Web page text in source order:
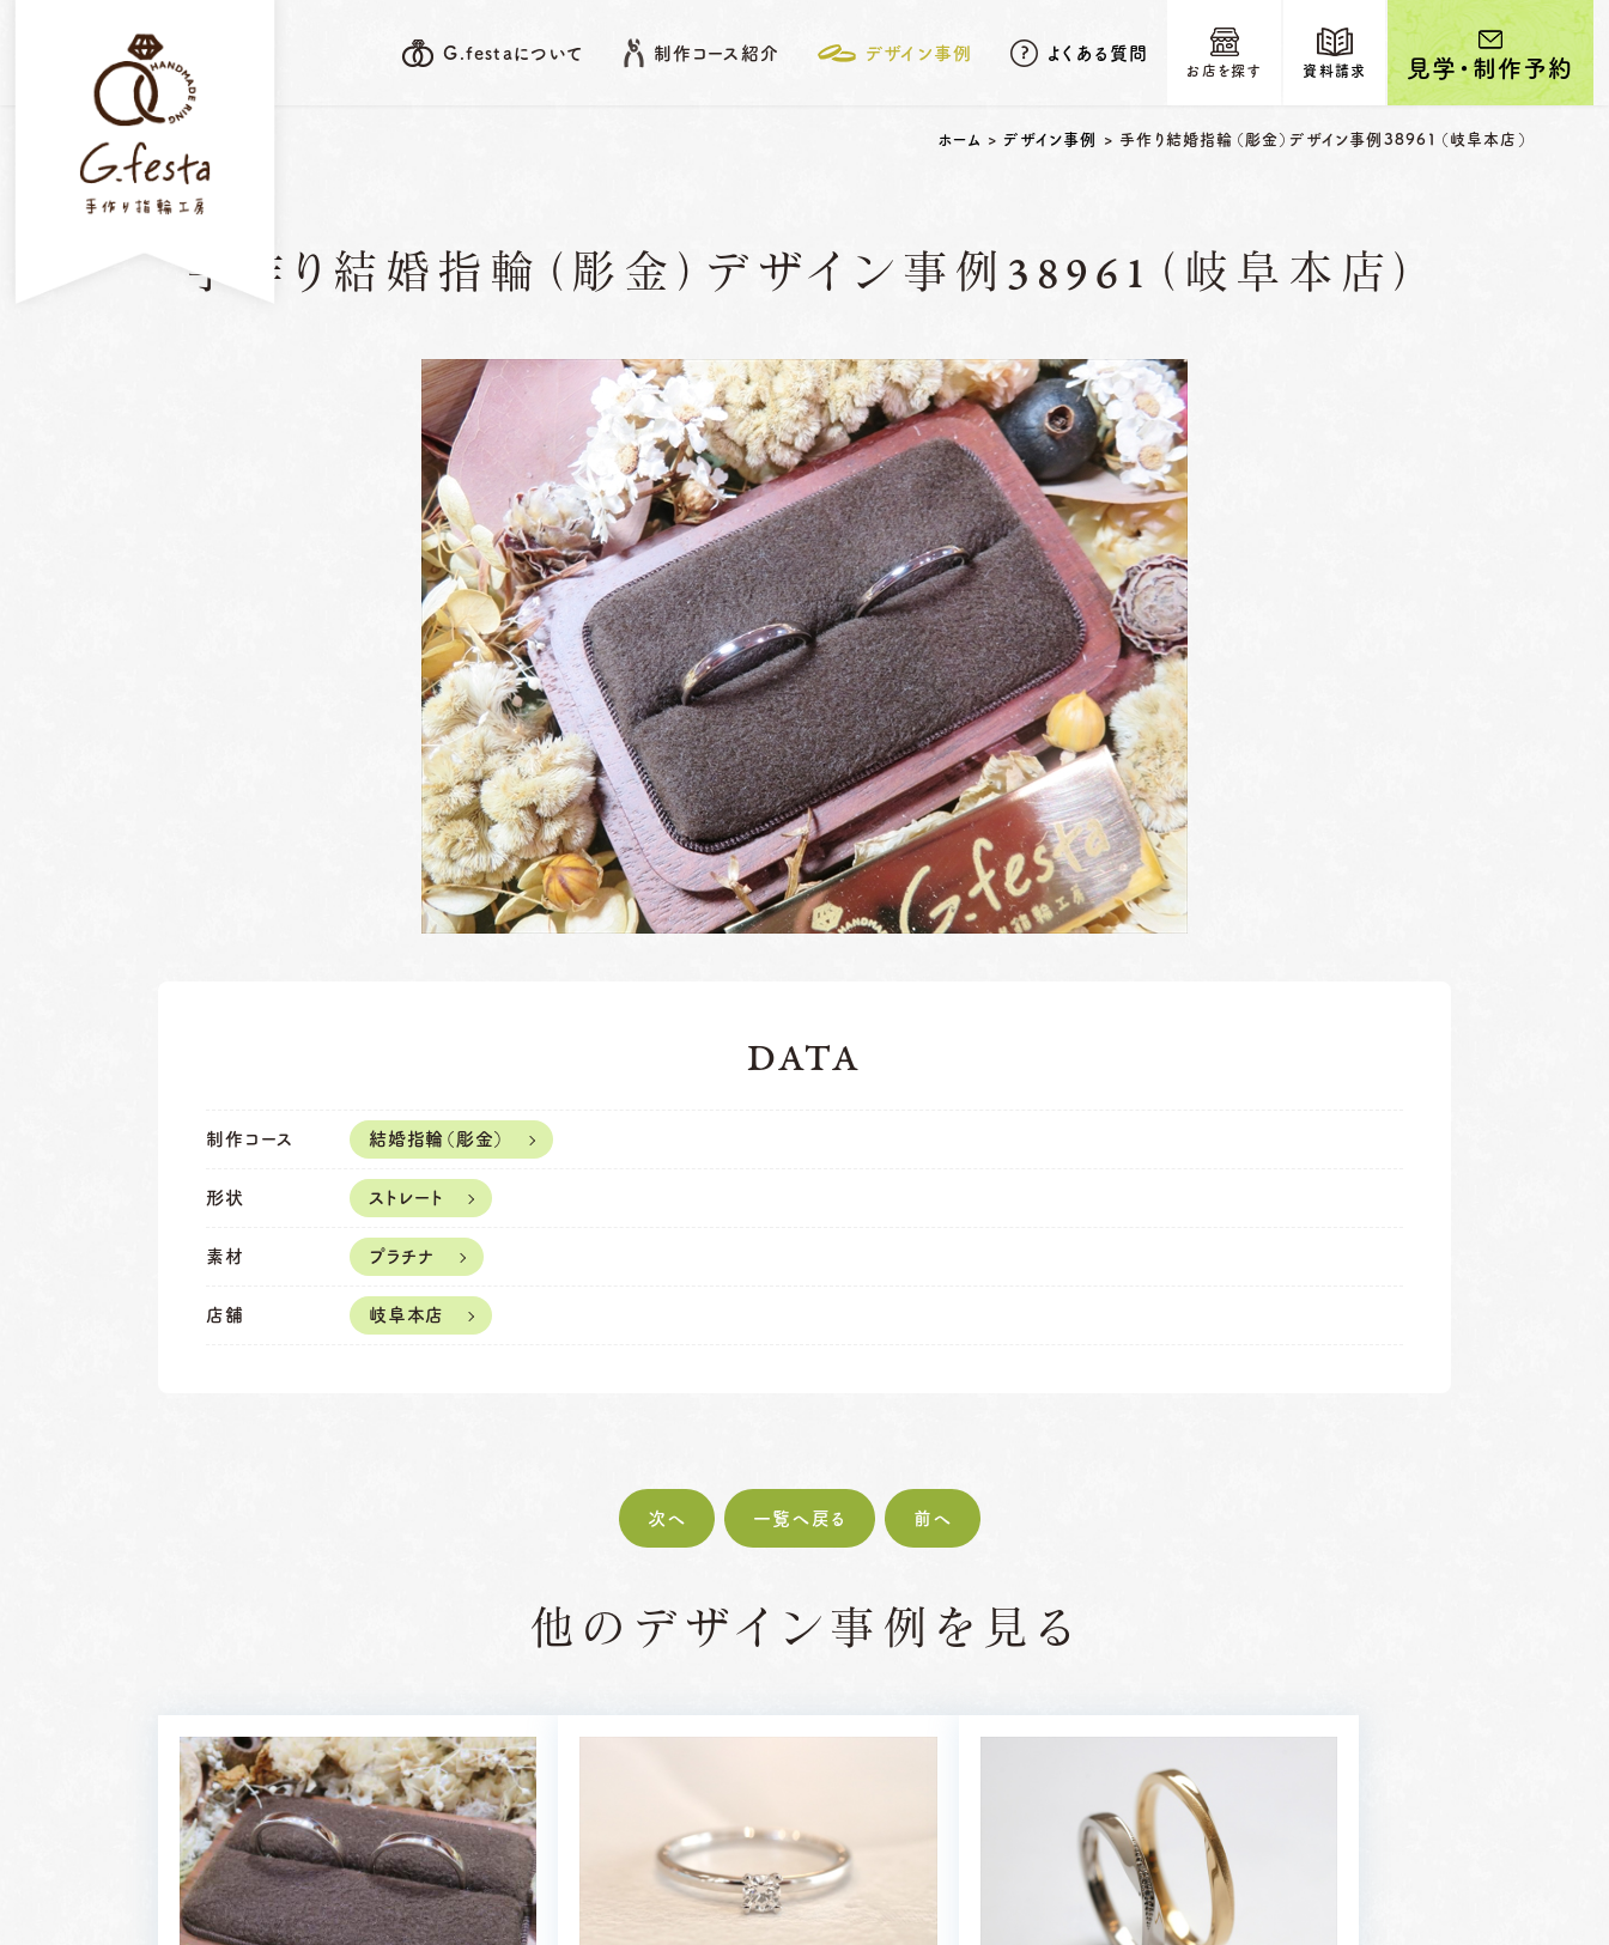
G.festaについて
指輪ができるまで
動画データ＆
Photoスタンド
プレゼント
制作コース紹介
ベビーリング 結婚記念日リング
ペアリングはこちら
デザイン事例
DESIGN ARCHIVE
よくある質問
お店を探す
浜松店
資料請求 見学・制作予約
ホーム >デザイン事例 > 手作り結婚指輪（彫金）デザイン事例38961（岐阜本店）
手作り結婚指輪（彫金）デザイン事例38961（岐阜本店）
DATA
制作コース 結婚指輪（彫金）
形状 ストレート
素材 プラチナ
店舗 岐阜本店
次へ 一覧へ戻る 前へ
他のデザイン事例を見る